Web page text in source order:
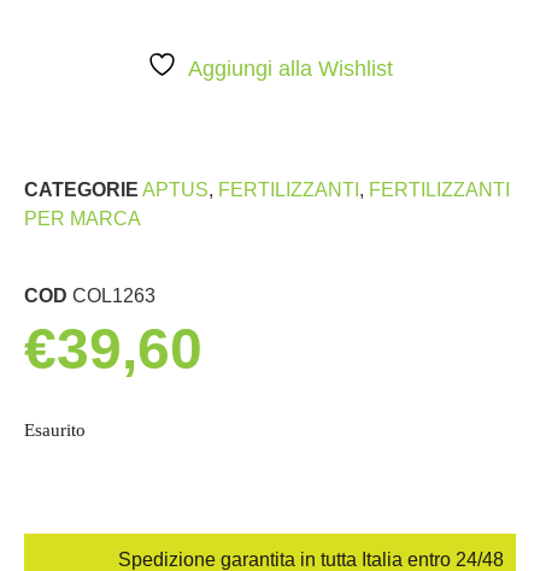
Aggiungi alla Wishlist
CATEGORIE APTUS, FERTILIZZANTI , FERTILIZZANTI
PER MARCA
COD COL1263
€39,60
Esaurito
Spedizione garantita in tutta Italia entro 24/48